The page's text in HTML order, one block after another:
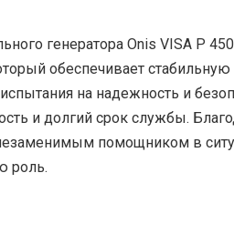
генератора Onis VISA P
обеспечивает
на надежность и
и долгий срок службы.
помощником в
роль.